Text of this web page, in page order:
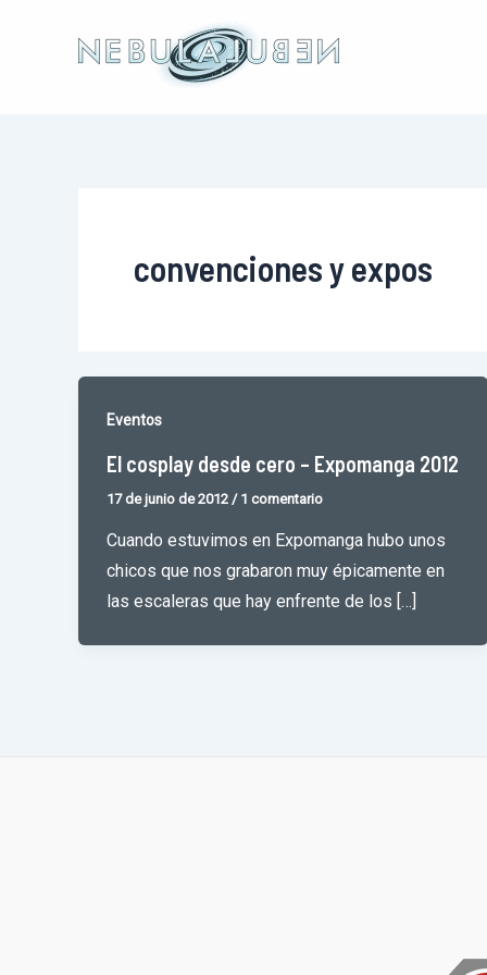
convenciones y expos
Eventos
El cosplay desde cero – Expomanga 2012
17 de junio de 2012 / 1 comentario
Cuando estuvimos en Expomanga hubo unos
chicos que nos grabaron muy épicamente en
las escaleras que hay enfrente de los […]